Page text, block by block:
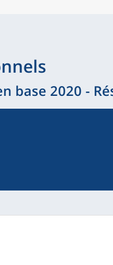
base 2020 -